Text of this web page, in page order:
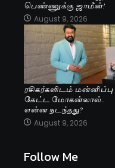
பெண்ணுக்கு ஜாமீன்!
August 9, 2026
ரசிகர்களிடம் மன்னிப்பு
கேட்ட மோகன்லால்..
என்ன நடந்தது?
August 9, 2026
Follow Me